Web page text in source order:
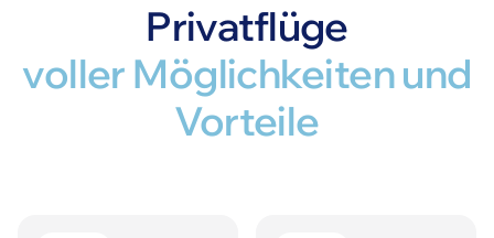
Privatflüge
voller Möglichkeiten und
Vorteile